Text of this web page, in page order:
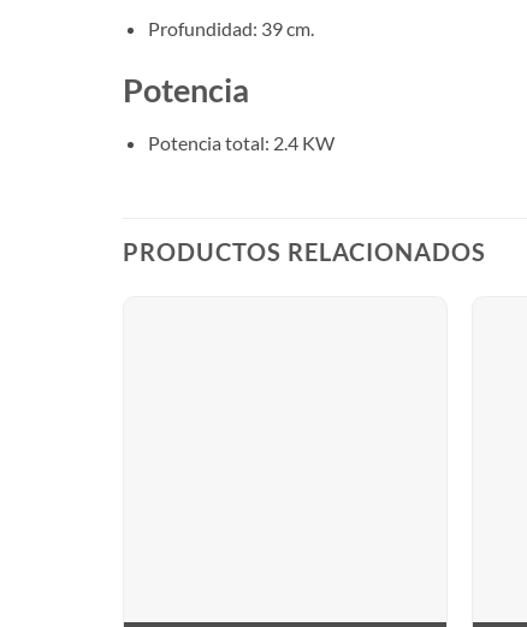
Profundidad: 39 cm.
Potencia
Potencia total: 2.4 KW
PRODUCTOS RELACIONADOS